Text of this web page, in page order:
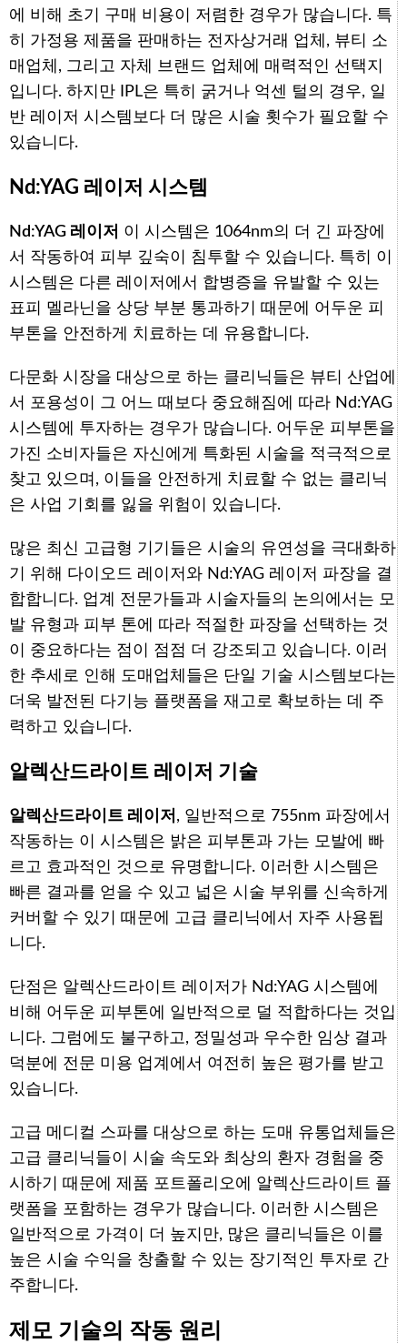
에 비해 초기 구매 비용이 저렴한 경우가 많습니다. 특
히 가정용 제품을 판매하는 전자상거래 업체, 뷰티 소
매업체, 그리고 자체 브랜드 업체에 매력적인 선택지
입니다. 하지만 IPL은 특히 굵거나 억센 털의 경우, 일
반 레이저 시스템보다 더 많은 시술 횟수가 필요할 수
있습니다.
Nd:YAG 레이저 시스템
Nd:YAG 레이저 이 시스템은 1064nm의 더 긴 파장에
서 작동하여 피부 깊숙이 침투할 수 있습니다. 특히 이
시스템은 다른 레이저에서 합병증을 유발할 수 있는
표피 멜라닌을 상당 부분 통과하기 때문에 어두운 피
부톤을 안전하게 치료하는 데 유용합니다.
다문화 시장을 대상으로 하는 클리닉들은 뷰티 산업에
서 포용성이 그 어느 때보다 중요해짐에 따라 Nd:YAG
시스템에 투자하는 경우가 많습니다. 어두운 피부톤을
가진 소비자들은 자신에게 특화된 시술을 적극적으로
찾고 있으며, 이들을 안전하게 치료할 수 없는 클리닉
은 사업 기회를 잃을 위험이 있습니다.
많은 최신 고급형 기기들은 시술의 유연성을 극대화하
기 위해 다이오드 레이저와 Nd:YAG 레이저 파장을 결
합합니다. 업계 전문가들과 시술자들의 논의에서는 모
발 유형과 피부 톤에 따라 적절한 파장을 선택하는 것
이 중요하다는 점이 점점 더 강조되고 있습니다. 이러
한 추세로 인해 도매업체들은 단일 기술 시스템보다는
더욱 발전된 다기능 플랫폼을 재고로 확보하는 데 주
력하고 있습니다.
알렉산드라이트 레이저 기술
알렉산드라이트 레이저 , 일반적으로 755nm 파장에서
작동하는 이 시스템은 밝은 피부톤과 가는 모발에 빠
르고 효과적인 것으로 유명합니다. 이러한 시스템은
빠른 결과를 얻을 수 있고 넓은 시술 부위를 신속하게
커버할 수 있기 때문에 고급 클리닉에서 자주 사용됩
니다.
단점은 알렉산드라이트 레이저가 Nd:YAG 시스템에
비해 어두운 피부톤에 일반적으로 덜 적합하다는 것입
니다. 그럼에도 불구하고, 정밀성과 우수한 임상 결과
덕분에 전문 미용 업계에서 여전히 높은 평가를 받고
있습니다.
고급 메디컬 스파를 대상으로 하는 도매 유통업체들은
고급 클리닉들이 시술 속도와 최상의 환자 경험을 중
시하기 때문에 제품 포트폴리오에 알렉산드라이트 플
랫폼을 포함하는 경우가 많습니다. 이러한 시스템은
일반적으로 가격이 더 높지만, 많은 클리닉들은 이를
높은 시술 수익을 창출할 수 있는 장기적인 투자로 간
주합니다.
제모 기술의 작동 원리